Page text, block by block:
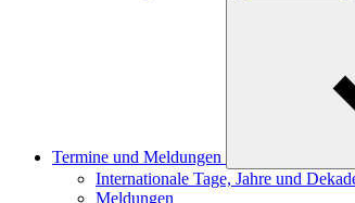
Termine und Meldungen
Internationale Tage, Jahre und
Meldungen